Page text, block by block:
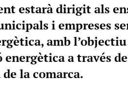
estarà dirigit als
i empreses
amb l’objectiu
energètica a través
la comarca.